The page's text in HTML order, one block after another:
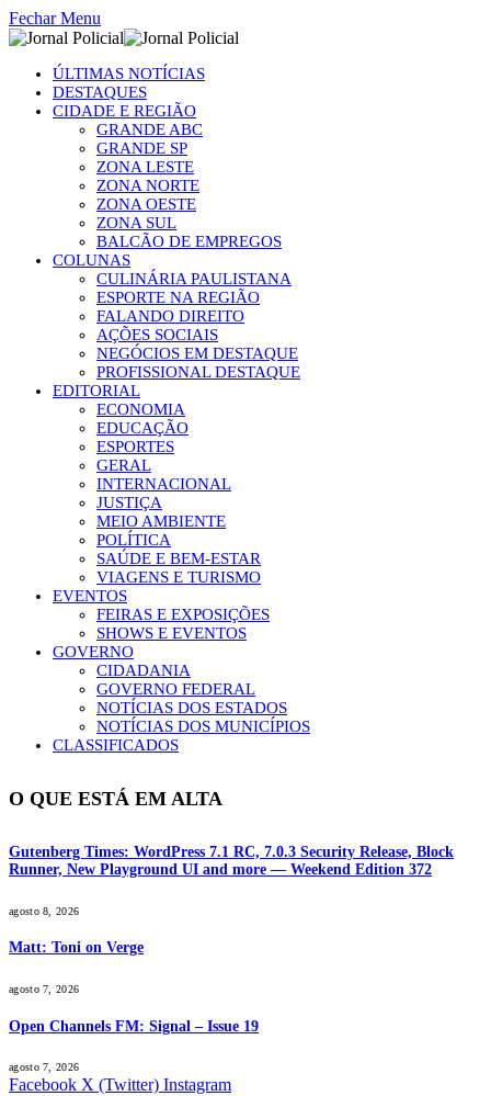
Fechar Menu
ÚLTIMAS NOTÍCIAS
DESTAQUES
CIDADE E REGIÃO
GRANDE ABC
GRANDE SP
ZONA LESTE
ZONA NORTE
ZONA OESTE
ZONA SUL
BALCÃO DE EMPREGOS
COLUNAS
CULINÁRIA PAULISTANA
ESPORTE NA REGIÃO
FALANDO DIREITO
AÇÕES SOCIAIS
NEGÓCIOS EM DESTAQUE
PROFISSIONAL DESTAQUE
EDITORIAL
ECONOMIA
EDUCAÇÃO
ESPORTES
GERAL
INTERNACIONAL
JUSTIÇA
MEIO AMBIENTE
POLÍTICA
SAÚDE E BEM-ESTAR
VIAGENS E TURISMO
EVENTOS
FEIRAS E EXPOSIÇÕES
SHOWS E EVENTOS
GOVERNO
CIDADANIA
GOVERNO FEDERAL
NOTÍCIAS DOS ESTADOS
NOTÍCIAS DOS MUNICÍPIOS
CLASSIFICADOS
O QUE ESTÁ EM ALTA
Gutenberg Times: WordPress 7.1 RC, 7.0.3 Security Release, Block
Runner, New Playground UI and more — Weekend Edition 372
agosto 8, 2026
Matt: Toni on Verge
agosto 7, 2026
Open Channels FM: Signal – Issue 19
agosto 7, 2026
Facebook X (Twitter) Instagram